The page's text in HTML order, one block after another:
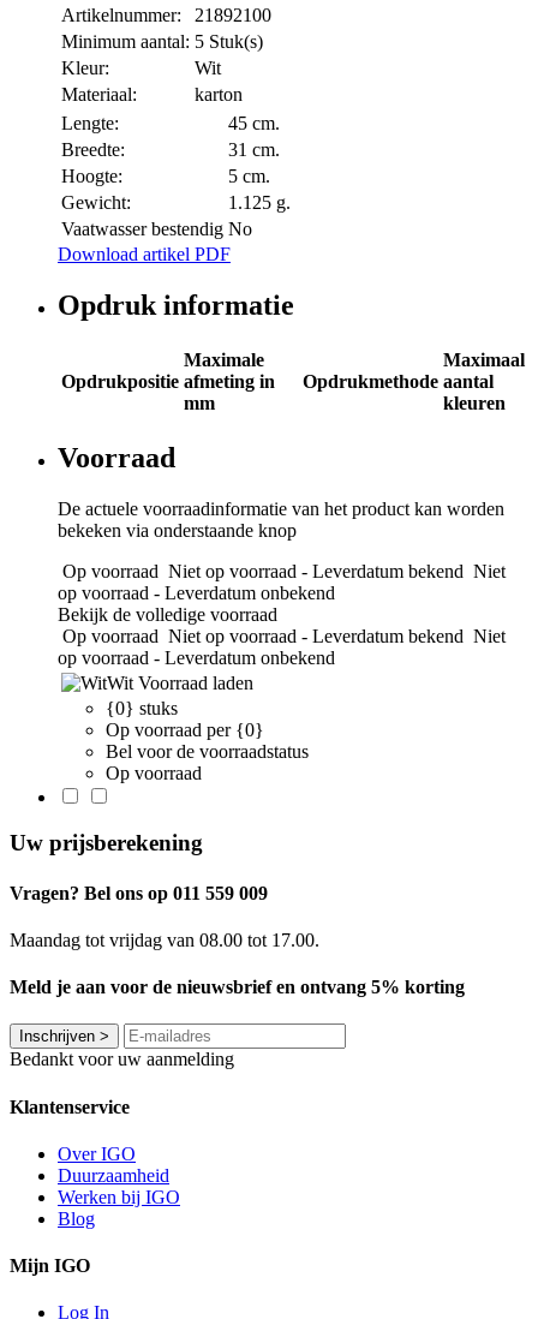
Artikelnummer:
21892100
Minimum aantal: 5 Stuk(s)
Kleur:
Wit
Materiaal:
karton
Lengte:
45 cm.
Breedte:
31 cm.
Hoogte:
5 cm.
Gewicht:
1.125 g.
Vaatwasser bestendig No
Download artikel PDF
Opdruk informatie
Opdrukpositie
Maximale
afmeting in
mm
Opdrukmethode
Maximaal
aantal
kleuren
Voorraad
De actuele voorraadinformatie van het product kan worden
bekeken via onderstaande knop
Op voorraad Niet op voorraad - Leverdatum bekend Niet
op voorraad - Leverdatum onbekend
Bekijk de volledige voorraad
Op voorraad Niet op voorraad - Leverdatum bekend Niet
op voorraad - Leverdatum onbekend
Wit Voorraad laden
{0} stuks
Op voorraad per {0}
Bel voor de voorraadstatus
Op voorraad
Uw prijsberekening
Vragen? Bel ons op 011 559 009
Maandag tot vrijdag van 08.00 tot 17.00.
Meld je aan voor de nieuwsbrief en ontvang 5% korting
Inschrijven >
Bedankt voor uw aanmelding
Klantenservice
Over IGO
Duurzaamheid
Werken bij IGO
Blog
Mijn IGO
Log In